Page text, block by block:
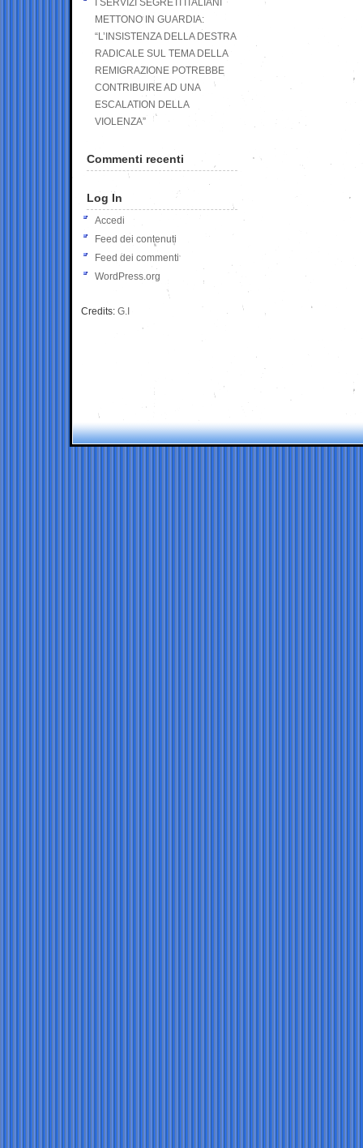
I SERVIZI SEGRETI ITALIANI
METTONO IN GUARDIA:
“L’INSISTENZA DELLA DESTRA
RADICALE SUL TEMA DELLA
REMIGRAZIONE POTREBBE
CONTRIBUIRE AD UNA
ESCALATION DELLA
VIOLENZA”
Commenti recenti
Log In
Accedi
Feed dei contenuti
Feed dei commenti
WordPress.org
Credits: G.I